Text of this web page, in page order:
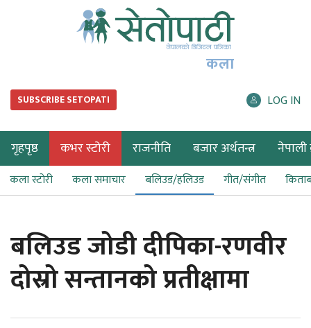
कला
SUBSCRIBE SETOPATI LOG IN
गृहपृष्ठ कभर स्टोरी राजनीति बजार अर्थतन्त्र नेपाली
कला स्टोरी कला समाचार बलिउड/हलिउड गीत/संगीत
बलिउड जोडी दीपिका-रणवीर
दोस्रो सन्तानको प्रतीक्षामा